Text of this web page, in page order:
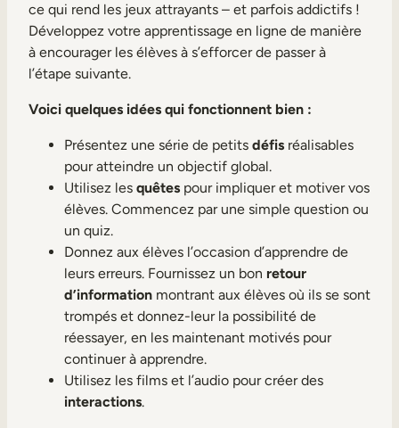
ce qui rend les jeux attrayants – et parfois addictifs !
Développez votre apprentissage en ligne de manière
à encourager les élèves à s’efforcer de passer à
l’étape suivante.
Voici quelques idées qui fonctionnent bien :
Présentez une série de petits défis réalisables
pour atteindre un objectif global.
Utilisez les quêtes pour impliquer et motiver vos
élèves. Commencez par une simple question ou
un quiz.
Donnez aux élèves l’occasion d’apprendre de
leurs erreurs. Fournissez un bon retour
d’information montrant aux élèves où ils se sont
trompés et donnez-leur la possibilité de
réessayer, en les maintenant motivés pour
continuer à apprendre.
Utilisez les films et l’audio pour créer des
interactions.